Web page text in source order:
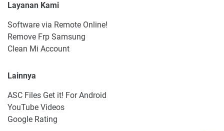
Layanan Kami
Software via Remote Online!
Remove Frp Samsung
Clean Mi Account
Lainnya
ASC Files Get it! For Android
YouTube Videos
Google Rating